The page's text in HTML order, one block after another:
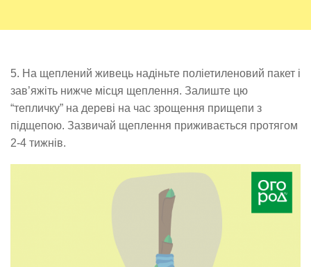
5. На щеплений живець надіньте поліетиленовий пакет і
зав’яжіть нижче місця щеплення. Залиште цю
“тепличку” на дереві на час зрощення прищепи з
підщепою. Зазвичай щеплення приживається протягом
2-4 тижнів.